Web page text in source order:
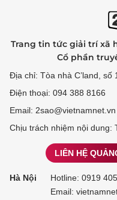
Trang tin tức giải trí xã
Cổ phần
Địa chỉ: Tòa nhà C’land,
Điện thoại: 094 388 8166
Email: 2sao@vietnamnet.vn
Chịu trách nhiệm nội dung:
LIÊN HỆ
Hà Nội Hotline: 0919
Email: